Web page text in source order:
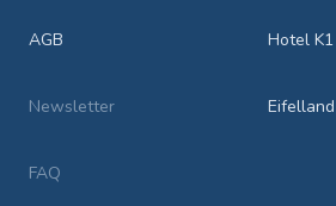
AGB
Newsletter
FAQ
Hotel